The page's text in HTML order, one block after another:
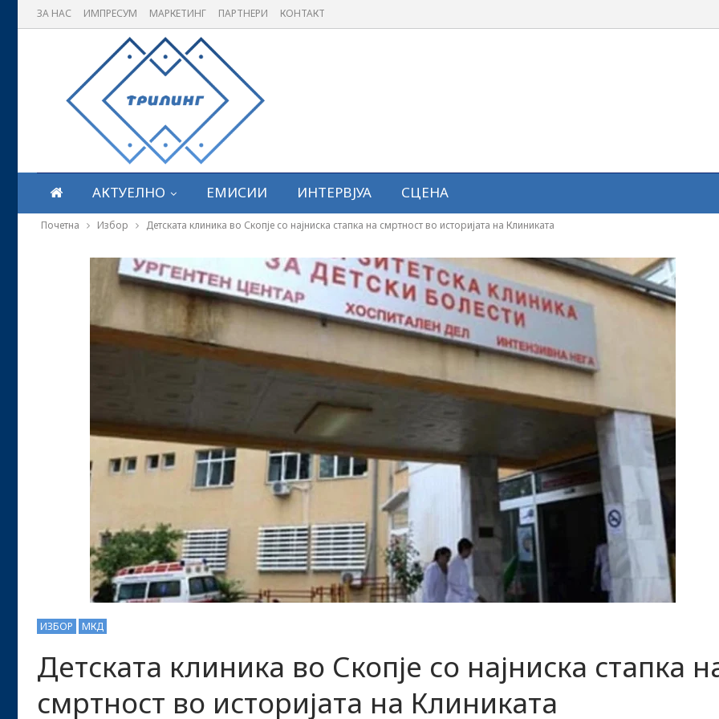
ЗА НАС ИМПРЕСУМ МАРКЕТИНГ ПАРТНЕРИ КОНТАКТ
АКТУЕЛНО ЕМИСИИ ИНТЕРВЈУА СЦЕНА
Почетна Избор Детската клиника во Скопје со најниска стапка на смртност во историјата на Клиниката
ИЗБОР МКД
Детската клиника во Скопје со најниска стапка
смртност во историјата на Клиниката